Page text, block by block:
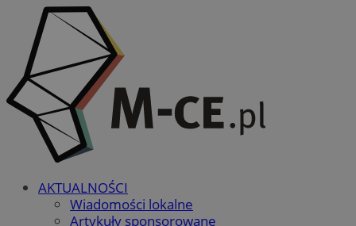
AKTUALNOŚCI
Wiadomości lokalne
Artykuły sponsorowane